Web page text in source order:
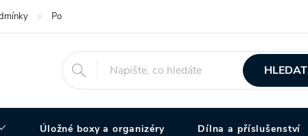
Podmínky ochrany osobních údajů
HLEDAT
Úložné boxy a organizéry Dílna a příslušenství